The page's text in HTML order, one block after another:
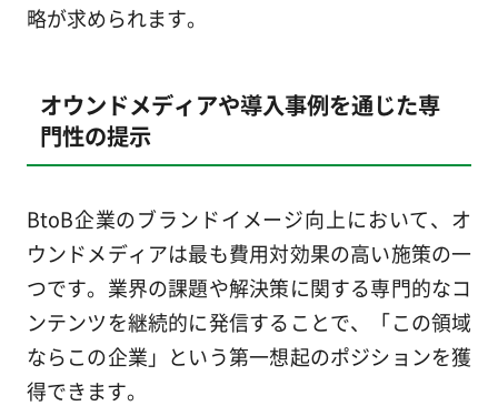
略が求められます。
オウンドメディアや導入事例を通じた専
門性の提示
BtoB企業のブランドイメージ向上において、オ
ウンドメディアは最も費用対効果の高い施策の一
つです。業界の課題や解決策に関する専門的なコ
ンテンツを継続的に発信することで、「この領域
ならこの企業」という第一想起のポジションを獲
得できます。